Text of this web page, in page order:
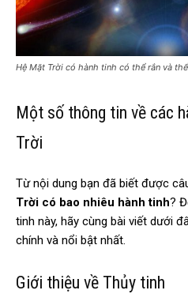
Hệ Mặt Trời có hành tinh có thể rắn và
Một số thông tin về các
Trời
Từ nội dung bạn đã biết được
Trời có bao nhiêu hành tinh?
tinh này, hãy cùng bài viết dưới
chính và nổi bật nhất.
Giới thiệu về Thủy tinh